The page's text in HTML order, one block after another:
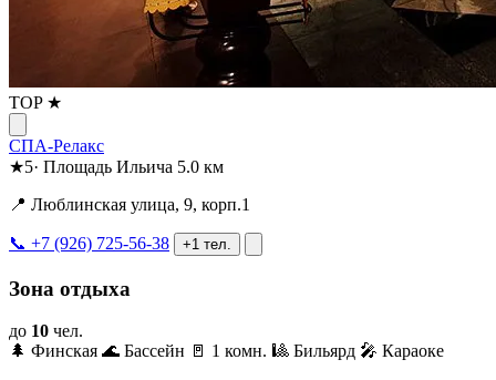
TOP ★
СПА-Релакс
★5· Площадь Ильича 5.0 км
📍 Люблинская улица, 9, корп.1
📞 +7 (926) 725-56-38 +1 тел.
Зона отдыха
до 10 чел.
🌲 Финская 🌊 Бассейн 🚪 1 комн. 🎱 Бильярд 🎤 Караоке